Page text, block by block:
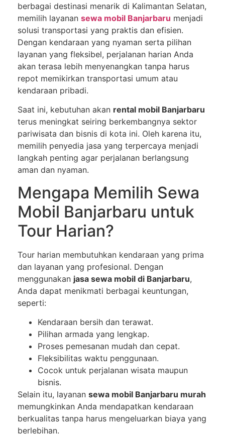
berbagai destinasi menarik di Kalimantan Selatan,
memilih layanan sewa mobil Banjarbaru menjadi
solusi transportasi yang praktis dan efisien.
Dengan kendaraan yang nyaman serta pilihan
layanan yang fleksibel, perjalanan harian Anda
akan terasa lebih menyenangkan tanpa harus
repot memikirkan transportasi umum atau
kendaraan pribadi.
Saat ini, kebutuhan akan rental mobil Banjarbaru
terus meningkat seiring berkembangnya sektor
pariwisata dan bisnis di kota ini. Oleh karena itu,
memilih penyedia jasa yang terpercaya menjadi
langkah penting agar perjalanan berlangsung
aman dan nyaman.
Mengapa Memilih Sewa
Mobil Banjarbaru untuk
Tour Harian?
Tour harian membutuhkan kendaraan yang prima
dan layanan yang profesional. Dengan
menggunakan jasa sewa mobil di Banjarbaru,
Anda dapat menikmati berbagai keuntungan,
seperti:
Kendaraan bersih dan terawat.
Pilihan armada yang lengkap.
Proses pemesanan mudah dan cepat.
Fleksibilitas waktu penggunaan.
Cocok untuk perjalanan wisata maupun
bisnis.
Selain itu, layanan sewa mobil Banjarbaru murah
memungkinkan Anda mendapatkan kendaraan
berkualitas tanpa harus mengeluarkan biaya yang
berlebihan.